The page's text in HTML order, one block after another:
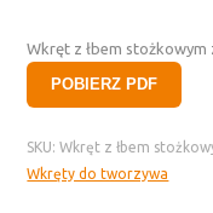
Wkręt z łbem
POBIERZ PDF
SKU:Wkręt z łbem
Wkręty do tworzywa